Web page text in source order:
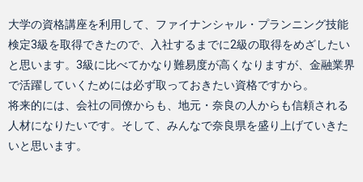
大学の資格講座を利用して、ファイナンシャル・プランニング技能
検定3級を取得できたので、入社するまでに2級の取得をめざしたい
と思います。3級に比べてかなり難易度が高くなりますが、金融業界
で活躍していくためには必ず取っておきたい資格ですから。
将来的には、会社の同僚からも、地元・奈良の人からも信頼される
人材になりたいです。そして、みんなで奈良県を盛り上げていきた
いと思います。